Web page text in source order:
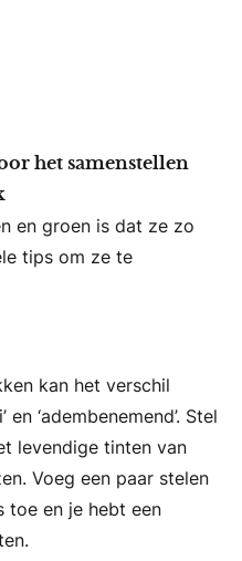
het samenstellen
en groen is dat ze zo
tips om ze te
kan het verschil
‘adembenemend’. Stel
levendige tinten van
Voeg een paar stelen
toe en je hebt een